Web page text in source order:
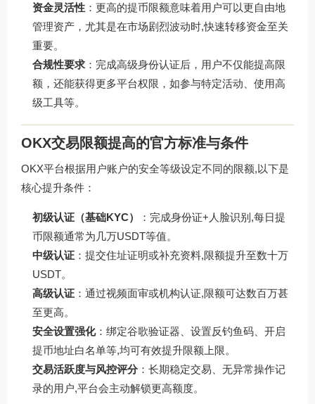
资金灵活性 ：更高的提币限额意味着用户可以更自由地
管理资产，尤其是在市场剧烈波动时,快速转移资金至关
重要。
合规性要求 ：完成高级身份认证后，用户不仅能提高限
额，还能获得更多平台权限，如参与特定活动、使用高
级工具等。
OKX交易限额提高的官方标准与条件
OKX平台根据用户账户的安全等级设定不同的限额,以下是
核心提升条件：
初级认证（基础KYC）
：完成身份证+人脸识别,每日提
币限额通常为几万USDT等值。
中级认证 ：提交住址证明或补充资料,限额提升至数十万
USDT。
高级认证 ：通过视频面审或机构认证,限额可达数百万甚
至更高。
安全设置强化：绑定谷歌验证器、设置反钓鱼码、开启
提币地址白名单等,均可有效提升限额上限。
交易活跃度与风控评分：长期稳定交易、无异常操作记
录的用户,平台会主动解锁更高额度。